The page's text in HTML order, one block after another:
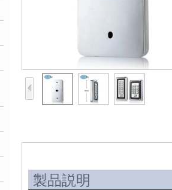
製品説明